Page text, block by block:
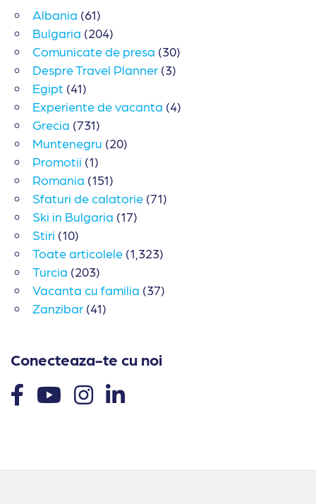
Albania (61)
Bulgaria (204)
Comunicate de presa (30)
Despre Travel Planner (3)
Egipt (41)
Experiente de vacanta (4)
Grecia (731)
Muntenegru (20)
Promotii (1)
Romania (151)
Sfaturi de calatorie (71)
Ski in Bulgaria (17)
Stiri (10)
Toate articolele (1,323)
Turcia (203)
Vacanta cu familia (37)
Zanzibar (41)
Conecteaza-te cu noi